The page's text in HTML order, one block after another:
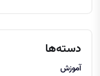
دسته‌ها
آموزش